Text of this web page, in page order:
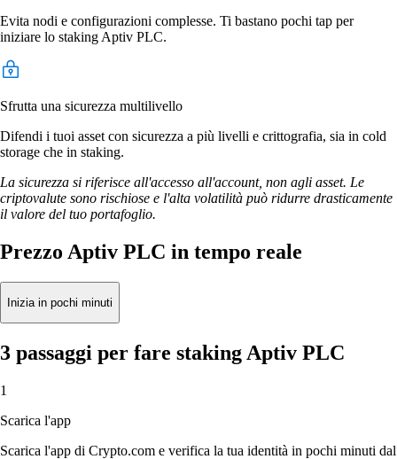
Evita nodi e configurazioni complesse. Ti bastano pochi tap per
iniziare lo staking Aptiv PLC.
Sfrutta una sicurezza multilivello
Difendi i tuoi asset con sicurezza a più livelli e crittografia, sia in cold
storage che in staking.
La sicurezza si riferisce all'accesso all'account, non agli asset. Le
criptovalute sono rischiose e l'alta volatilità può ridurre drasticamente
il valore del tuo portafoglio.
Prezzo Aptiv PLC in tempo reale
Inizia in pochi minuti
3 passaggi per fare staking Aptiv PLC
1
Scarica l'app
Scarica l'app di Crypto.com e verifica la tua identità in pochi minuti dal